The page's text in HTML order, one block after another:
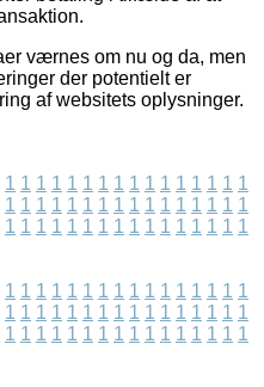
værnes om nu og da, men
der potentielt er
af websitets oplysninger.
1 1 1 1 1 1 1 1 1 1 1 1 1 1 1 1
1 1 1 1 1 1 1 1 1 1 1 1 1 1 1 1
1 1 1 1 1 1 1 1 1 1 1 1 1 1 1 1
1 1 1 1 1 1 1 1 1 1 1 1 1 1 1 1
1 1 1 1 1 1 1 1 1 1 1 1 1 1 1 1
1 1 1 1 1 1 1 1 1 1 1 1 1 1 1 1